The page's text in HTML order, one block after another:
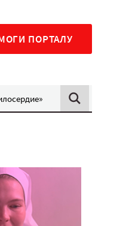
ПОРТАЛУ